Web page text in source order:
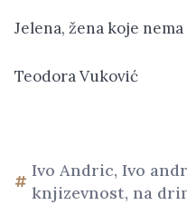
Jelena, žena koje
Teodora Vuković
Ivo Andric, Ivo
knjizevnost, na